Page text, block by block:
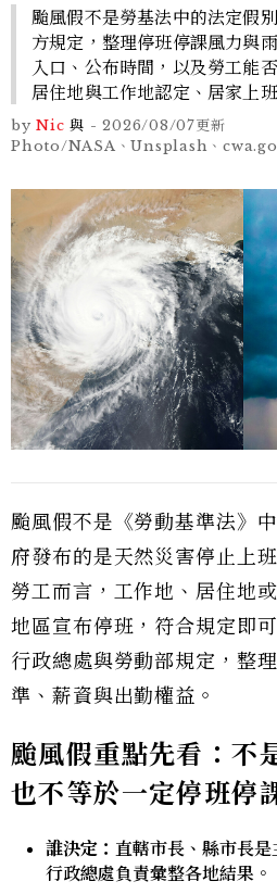
颱風假不是勞基法中的法定假
方規定，整理停班停課風力與
入口、公布時間，以及勞工能
居住地與工作地認定、居家上
by Nic 與 -2026/08/07更新
Photo/NASA、Unsplash、
颱風假不是《勞動基準法》
府發布的是天然災害停止上
勞工而言，工作地、居住地
地區宣布停班，符合規定即
行政總處與勞動部規定，整
準、薪資與出勤權益。
颱風假重點先看：不
也不等於一定停班停
誰決定： 直轄市長、縣市長
行政總處負責彙整各地結果。